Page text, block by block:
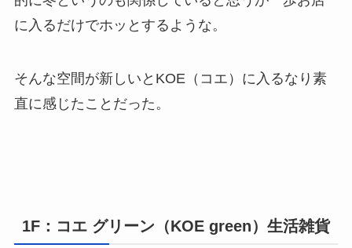
に入るだけでホッとするような。
そんな空間が新しいとKOE（コエ）に入るなり素
直に感じたことだった。
1F：コエ グリーン（KOE green）生活雑貨